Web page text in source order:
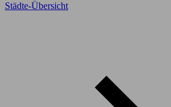
Städte-Übersicht